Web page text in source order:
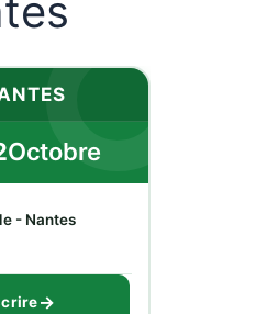
Octobre
- Nantes
→